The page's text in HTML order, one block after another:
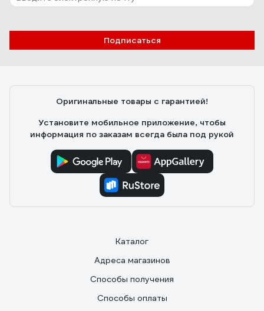
Подписаться
Оригинальные товары с гарантией!
Установите мобильное приложение, чтобы
информация по заказам всегда была под рукой
Каталог
Адреса магазинов
Способы получения
Способы оплаты